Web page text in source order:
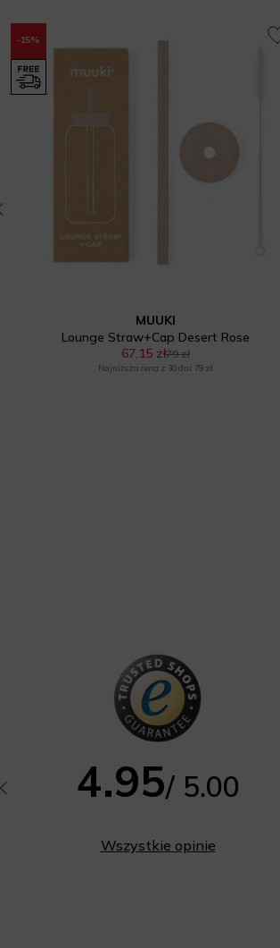
-15%
MUUKI
Lounge Straw+Cap Desert Rose
67,15 zł79 zł
Najniższa cena z 30 dni: 79 zł
4.95/ 5.00
Wszystkie opinie